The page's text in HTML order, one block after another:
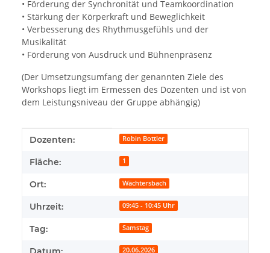
• Förderung der Synchronität und Teamkoordination
• Stärkung der Körperkraft und Beweglichkeit
• Verbesserung des Rhythmusgefühls und der
Musikalität
• Förderung von Ausdruck und Bühnenpräsenz
(Der Umsetzungsumfang der genannten Ziele des
Workshops liegt im Ermessen des Dozenten und ist von
dem Leistungsniveau der Gruppe abhängig)
Produkteigenschaft
Wert
Dozenten: Robin Bottler
Fläche: 1
Ort: Wächtersbach
Uhrzeit: 09:45 - 10:45 Uhr
Tag: Samstag
20.06.2026